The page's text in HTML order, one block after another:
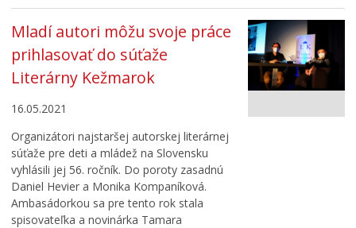
Mladí autori môžu svoje práce
prihlasovať do súťaže
Literárny Kežmarok
16.05.2021
Organizátori najstaršej autorskej literárnej
súťaže pre deti a mládež na Slovensku
vyhlásili jej 56. ročník. Do poroty zasadnú
Daniel Hevier a Monika Kompaníková.
Ambasádorkou sa pre tento rok stala
spisovateľka a novinárka Tamara